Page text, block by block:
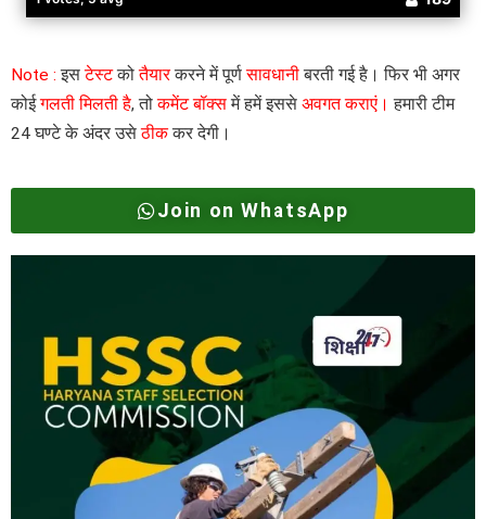
Note : इसटेस्टकोतैयारकरने में पूर्णसावधानीबरती गई है। फिर भी अगर
कोईगलती मिलती है, तोकमेंट बॉक्समें हमें इससे अवगत कराएं। हमारी टीम
24 घण्टे के अंदर उसेठीककर देगी।
Join on WhatsApp